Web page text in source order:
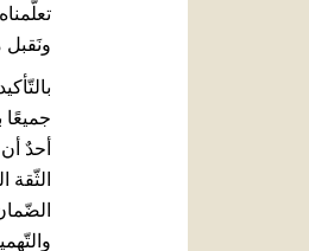
ونَقبل
جميعًا
أحدٌ
الثّقة